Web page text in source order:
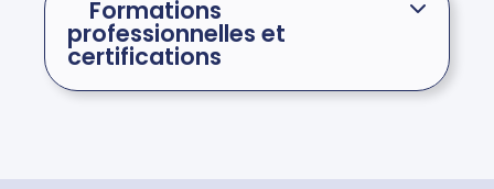
Formations
professionnelles et
certifications